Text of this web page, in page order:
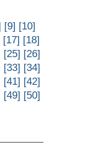
[9] [10]
[17] [18]
[25] [26]
[33] [34]
[41] [42]
[49] [50]